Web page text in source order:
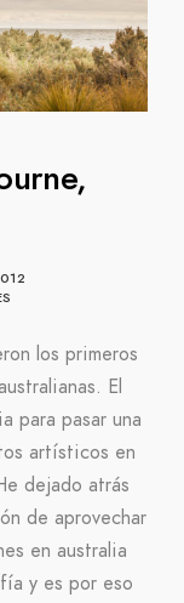
los primeros
El
para pasar una
artísticos en
dejado atrás
de aprovechar
en australia
y es por eso